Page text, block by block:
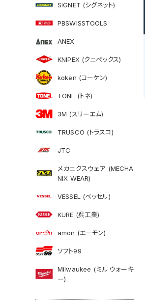
SIGNET (シグネット)
PBSWISSTOOLS
ANEX
KNIPEX (クニペックス)
koken (コーケン)
TONE (トネ)
3M (スリーエム)
TRUSCO (トラスコ)
JTC
メカニクスウェア (MECHA
NIX WEAR)
VESSEL (ベッセル)
KURE (呉工業)
amon (エーモン)
ソフト99
Milwaukee (ミルウォーキ
ー)